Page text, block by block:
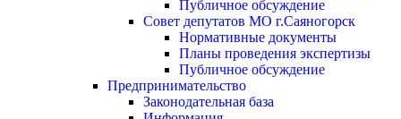
Публичное обсуждение
Совет депутатов МО г.Саяногорск
Нормативные документы
Планы проведения экспертизы
Публичное обсуждение
Предпринимательство
Законодательная база